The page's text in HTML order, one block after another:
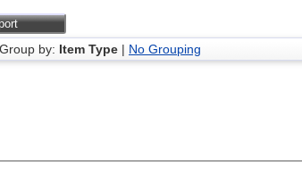
Group by: Item Type | No Grouping